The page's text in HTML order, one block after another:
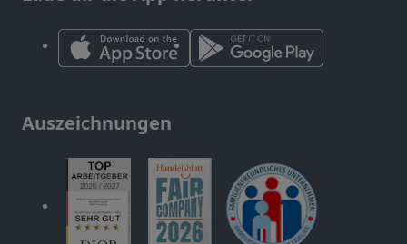
Auszeichnungen